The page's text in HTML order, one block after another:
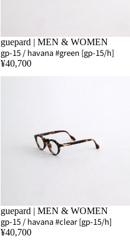
SOLD OUT
guepard | MEN & WOMEN
gp-15 / havana #green [gp-15/h]
¥40,700
SOLD OUT
guepard | MEN & WOMEN
gp-15 / havana #clear [gp-15/h]
¥40,700